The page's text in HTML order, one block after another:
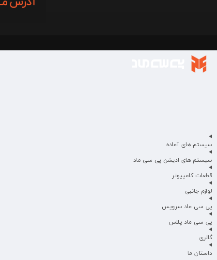
سیستم های آماده
سیستم های ادیشن پی سی ماد
قطعات کامپیوتر
لوازم جانبی
پی سی ماد سرویس
پی سی ماد پلاس
گالری
داستان ما